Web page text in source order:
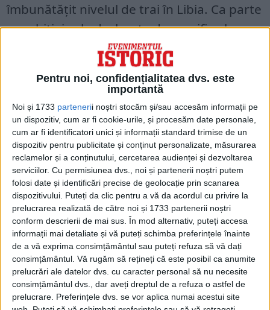
Pentru noi, confidențialitatea dvs. este
importantă
Noi și 1733 partenerii noștri stocăm și/sau accesăm informații pe
un dispozitiv, cum ar fi cookie-urile, și procesăm date personale,
cum ar fi identificatori unici și informații standard trimise de un
dispozitiv pentru publicitate și conținut personalizate, măsurarea
reclamelor și a conținutului, cercetarea audienței și dezvoltarea
serviciilor. Cu permisiunea dvs., noi și partenerii noștri putem
folosi date și identificări precise de geolocație prin scanarea
dispozitivului. Puteți da clic pentru a vă da acordul cu privire la
prelucrarea realizată de către noi și 1733 partenerii noștri
conform descrierii de mai sus. În mod alternativ, puteți accesa
informații mai detaliate și vă puteți schimba preferințele înainte
de a vă exprima consimțământul sau puteți refuza să vă dați
consimțământul. Vă rugăm să rețineți că este posibil ca anumite
prelucrări ale datelor dvs. cu caracter personal să nu necesite
consimțământul dvs., dar aveți dreptul de a refuza o astfel de
prelucrare. Preferințele dvs. se vor aplica numai acestui site
îmbunătățit nivelul de trai în Libia. Ca parte
a ambiției sale declarate de a unifica lumea
arabă, a căutat relații mai strânse cu vecinii
săi arabi, în special cu Egiptul. Cu toate
acestea, când Egiptul și apoi alte națiuni
arabe au început un proces de pace cu
Israelul,Libiaa devenit din ce în ce mai
izolată.